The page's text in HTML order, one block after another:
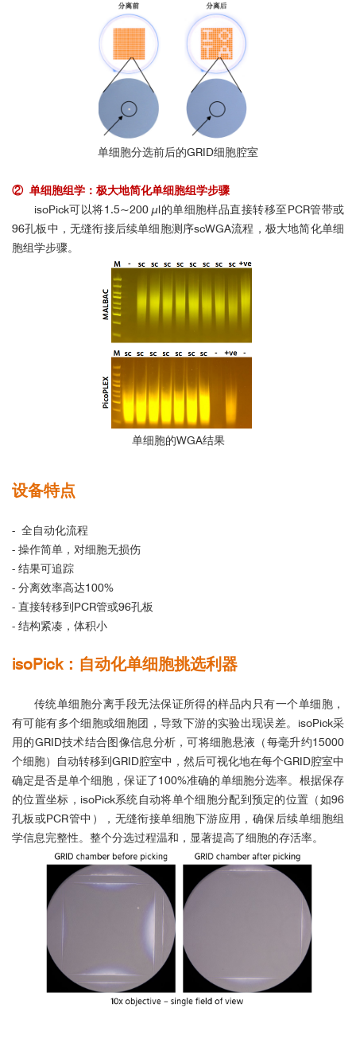
单细胞分选前后的GRID细胞腔室
② 单细胞组学：极大地简化单细胞组学步骤
isoPick可以将1.5~200 µl的单细胞样品直接转移至PCR管带或
96孔板中，无缝衔接后续单细胞测序scWGA流程，极大地简化单细
胞组学步骤。
单细胞的WGA结果
设备特点
- 全自动化流程
- 操作简单，对细胞无损伤
- 结果可追踪
- 分离效率高达100%
- 直接转移到PCR管或96孔板
- 结构紧凑，体积小
isoPick：自动化单细胞挑选利器
传统单细胞分离手段无法保证所得的样品内只有一个单细胞，
有可能有多个细胞或细胞团，导致下游的实验出现误差。isoPick采
用的GRID技术结合图像信息分析，可将细胞悬液（每毫升约15000
个细胞）自动转移到GRID腔室中，然后可视化地在每个GRID腔室中
确定是否是单个细胞 ，保证了100%准确的单细胞分选率。 根据保存
的位置坐标，isoPick系统自动将单个细胞分配到预定的位置（如96
孔板或PCR管中）
，无缝衔接单细胞下游应用，确保后续单细胞组
学信息完整性。 整个分选过程温和，显著提高了细胞的存活率。